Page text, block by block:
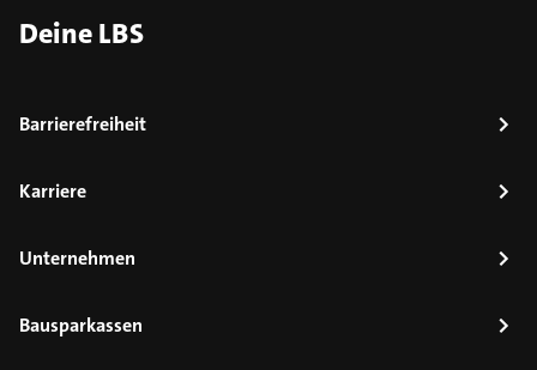
Deine LBS
Barrierefreiheit
Karriere
Unternehmen
Bausparkassen